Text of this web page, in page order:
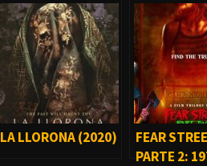
LA LLORONA (2020)
FEAR
PARTE 2: